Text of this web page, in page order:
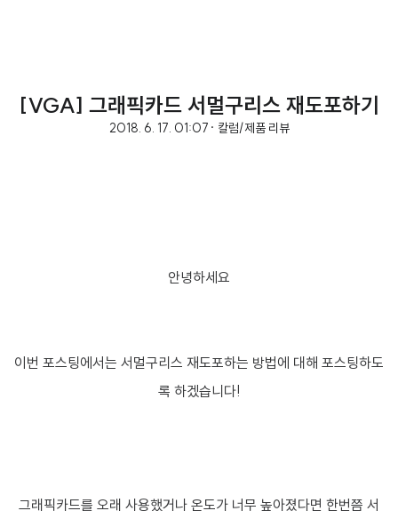
[VGA] 그래픽카드 서멀구리스 재도포하기
2018. 6. 17. 01:07 · 칼럼/제품 리뷰
안녕하세요
이번 포스팅에서는 서멀구리스 재도포하는 방법에 대해 포스팅하도
록 하겠습니다!
그래픽카드를 오래 사용했거나 온도가 너무 높아졌다면 한번쯤 서